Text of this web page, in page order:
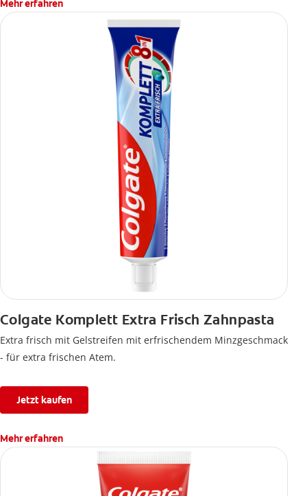
Mehr erfahren
Colgate Komplett Extra Frisch Zahnpasta
Extra frisch mit Gelstreifen mit erfrischendem Minzgeschmack
- für extra frischen Atem.
Jetzt kaufen
Mehr erfahren